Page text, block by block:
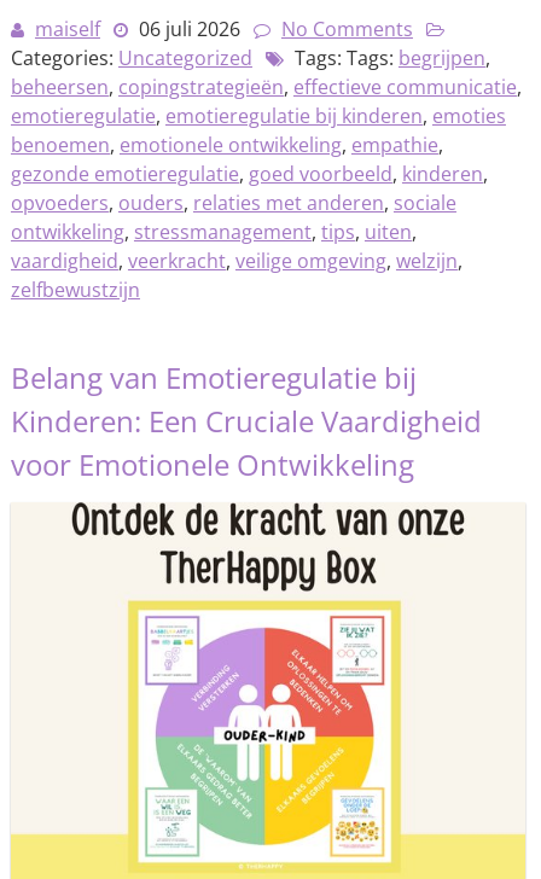
maiself
06 juli 2026
No Comments
Categories: Uncategorized Tags: Tags: begrijpen,
beheersen, copingstrategieën, effectieve communicatie,
emotieregulatie, emotieregulatie bij kinderen, emoties
benoemen, emotionele ontwikkeling, empathie,
gezonde emotieregulatie, goed voorbeeld, kinderen,
opvoeders, ouders, relaties met anderen, sociale
ontwikkeling, stressmanagement, tips, uiten,
vaardigheid, veerkracht, veilige omgeving, welzijn,
zelfbewustzijn
Belang van Emotieregulatie bij
Kinderen: Een Cruciale Vaardigheid
voor Emotionele Ontwikkeling